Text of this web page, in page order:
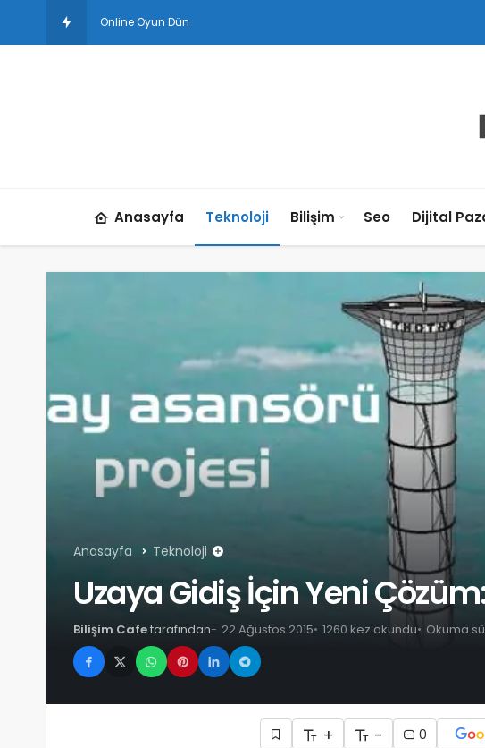
Online Oyun Dünyasında Kadın Oyuncuların Yükselişi
Anasayfa Teknoloji Bilişim Seo Dijital
Anasayfa Teknoloji
Uzaya Gidiş İçin Yeni
Bilişim Cafetarafından 22 Ağustos 2015 1260 kez okundu Okuma
+ - 0